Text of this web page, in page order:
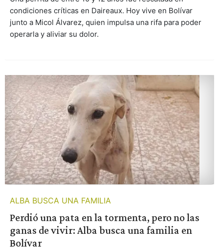
condiciones críticas en Daireaux. Hoy vive en Bolívar
junto a Micol Álvarez, quien impulsa una rifa para poder
operarla y aliviar su dolor.
ALBA BUSCA UNA FAMILIA
Perdió una pata en la tormenta, pero no las
ganas de vivir: Alba busca una familia en
Bolívar